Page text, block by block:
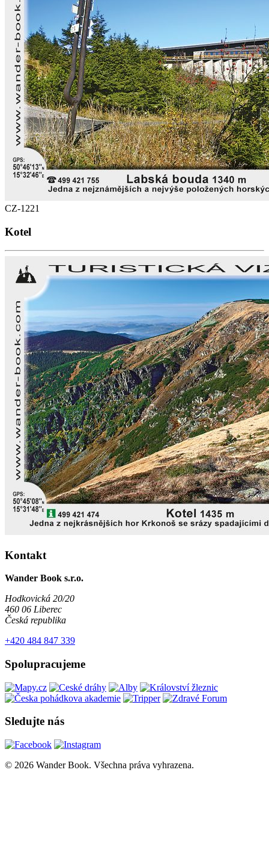
CZ-1221
Kotel
Kontakt
Wander Book s.r.o.
Hodkovická 20/20
460 06 Liberec
Česká republika
+420 484 847 339
Spolupracujeme
Sledujte nás
© 2026 Wander Book. Všechna práva vyhrazena.